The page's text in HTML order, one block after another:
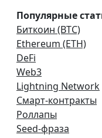
Популярные
Биткоин (BTC)
Ethereum (ETH)
DeFi
Web3
Lightning Network
Смарт-контракты
Роллапы
Seed-фраза